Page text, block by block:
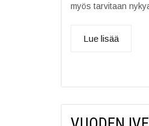
myös tarvitaan
Lue lisää